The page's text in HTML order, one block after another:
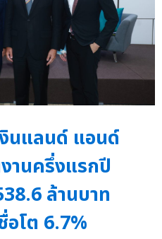
นแลนด์ แอนด์
านครึ่งแรกปี
ล้านบาท
อโต 6.7%